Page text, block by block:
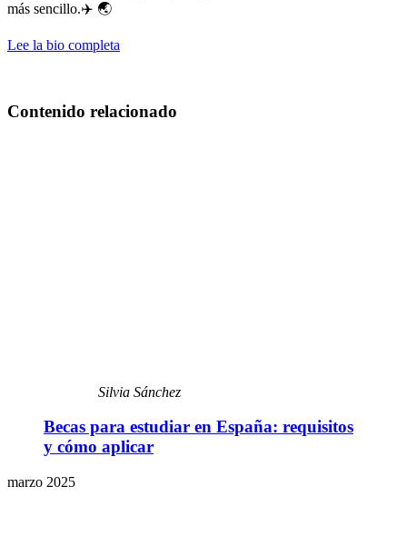
más sencillo.✈️ 🌏
Lee la bio completa
Contenido relacionado
Silvia Sánchez
Becas para estudiar en España: requisitos
y cómo aplicar
marzo 2025